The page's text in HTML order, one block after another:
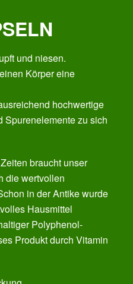
und niesen.
Körper eine
hochwertige
Spurenelemente zu sich
braucht unser
die wertvollen
in der Antike wurde
Hausmittel
Polyphenol-
Produkt durch Vitamin